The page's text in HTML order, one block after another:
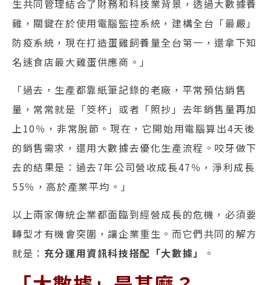
生共同管理結合了財務和科技業背景，透過大數據養
雞，關鍵在於使用電腦監控系統，建構全台「最嚴」
防疫系統，現在打造蛋雞飼養量全台第一，還拿下知
名速食店最大雞蛋供應商。」
「過去，生產都靠紙筆記錄的老廠，平常預估銷售
量，常常就是「筊杯」或者「照抄」去年銷售量再加
上10％，非常脫節。現在，它開始用電腦算出4天後
的銷售需求，還用大數據去優化生產流程。咬牙做下
去的結果是：過去7年公司營收成長47％，淨利成長
55％，高於產業平均。」
以上兩家傳統企業都面臨到經營成長的危機，必須要
轉型才有機會突圍，讓企業重生。而它們共同的解方
就是： 充分運用資訊科技搭配「大數據」 。